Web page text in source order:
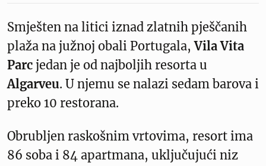
Smješten na litici iznad zlatnih pješčanih
plaža na južnoj obali Portugala,Vila Vita
Parc jedan je od najboljih resorta u
Algarveu. U njemu se nalazi sedam barova i
preko 10 restorana.
Obrubljen raskošnim vrtovima, resort ima
86 soba i 84 apartmana, uključujući niz